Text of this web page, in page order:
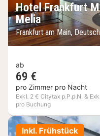
Hotel Frankfurt
Melia
Frankfurt am Main,
ab
69 €
pro Zimmer pro Nacht
Exkl. 2 € Citytax p.P.p.N. &
pro Buchung
Inkl. Frühstück